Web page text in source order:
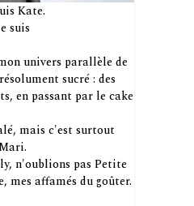
Kate.
suis
univers parallèle de
sucré : des
en passant par le cake
mais c'est surtout
n'oublions pas Petite
mes affamés du goûter.